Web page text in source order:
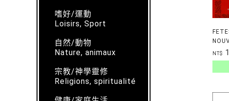
嗜好/運動
Loisirs, Sport
自然/動物
Nature, animaux
宗教/神學靈修
Religions, spiritualité
DU
NT$